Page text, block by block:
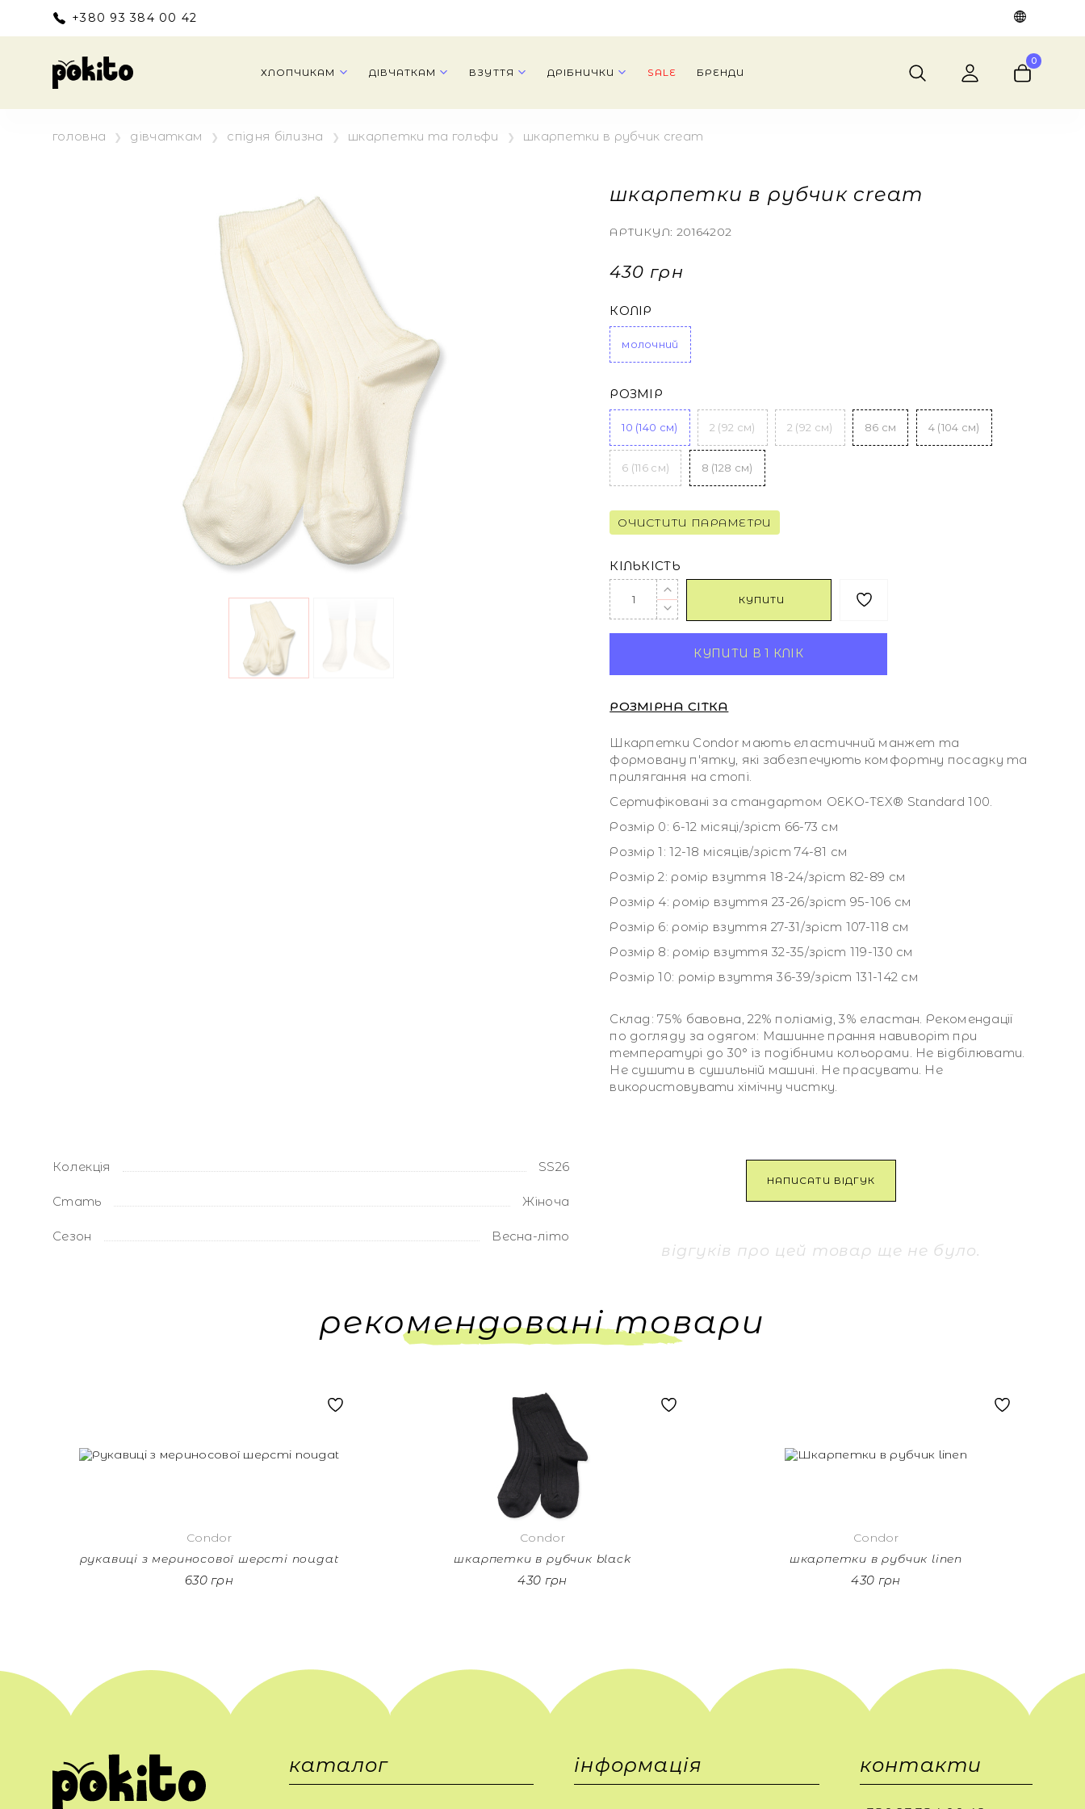
+380 93 384 00 42
ХЛОПЧИКАМ ДІВЧАТКАМ ВЗУТТЯ ДРІБНИЧКИ SALE БРЕНДИ
0
головна дівчаткам спідня білизна шкарпетки та гольфи шкарпетки в рубчик cream
шкарпетки в рубчик cream
АРТИКУЛ: 20164202
430 грн
КОЛІР
молочний
РОЗМІР
10 (140 см) 2 (92 cм) 2 (92 см) 86 см 4 (104 см)
6 (116 см) 8 (128 см)
ОЧИСТИТИ ПАРАМЕТРИ
КІЛЬКІСТЬ
КУПИТИ
КУПИТИ В 1 КЛІК
РОЗМІРНА СІТКА
Шкарпетки Condor мають еластичний манжет та
формовану пʼятку, які забезпечують комфортну посадку та
прилягання на стопі.
Сертифіковані за стандартом OEKO-TEX® Standard 100.
Розмір 0: 6-12 місяці/зріст 66-73 см
Розмір 1: 12-18 місяців/зріст 74-81 см
Розмір 2: ромір взуття 18-24/зріст 82-89 см
Розмір 4: ромір взуття 23-26/зріст 95-106 см
Розмір 6: ромір взуття 27-31/зріст 107-118 см
Розмір 8: ромір взуття 32-35/зріст 119-130 см
Розмір 10: ромір взуття 36-39/зріст 131-142 см
Склад: 75% бавовна, 22% поліамід, 3% еластан. Рекомендації
по догляду за одягом: Машинне прання навиворіт при
температурі до 30° із подібними кольорами. Не відбілювати.
Не сушити в сушильній машині. Не прасувати. Не
використовувати хімічну чистку.
Колекція SS26
Стать Жіноча
Сезон Весна-літо
НАПИСАТИ ВІДГУК
відгуків про цей товар ще не було.
рекомендовані товари
Condor
рукавиці з мериносової шерсті nougat
630 грн
Condor
шкарпетки в рубчик black
430 грн
Condor
шкарпетки в рубчик linen
430 грн
каталог інформація контакти